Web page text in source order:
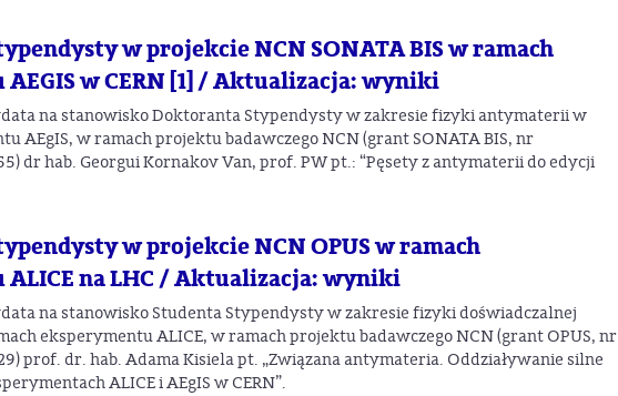
w projekcie NCN SONATA BIS w ramach
w CERN [1] / Aktualizacja: wyniki
na stanowisko Doktoranta Stypendysty w zakresie fizyki antymaterii w
AEgIS, w ramach projektu badawczego NCN (grant SONATA BIS, nr
dr hab. Georgui Kornakov Van, prof. PW pt.: “Pęsety z antymaterii do edycji
w projekcie NCN OPUS w ramach
na LHC / Aktualizacja: wyniki
na stanowisko Studenta Stypendysty w zakresie fizyki doświadczalnej
eksperymentu ALICE, w ramach projektu badawczego NCN (grant OPUS, nr
prof. dr. hab. Adama Kisiela pt. „Związana antymateria. Oddziaływanie silne
ALICE i AEgIS w CERN”.